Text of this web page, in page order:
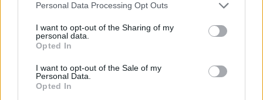
Personal Data Processing Opt Outs
I want to opt-out of the Sharing of my
personal data.
Opted In
I want to opt-out of the Sale of my
Personal Data.
Opted In